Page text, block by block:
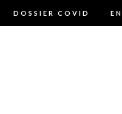
DOSSIER COVID